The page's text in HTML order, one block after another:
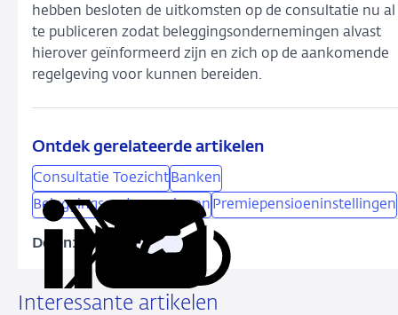
hebben besloten de uitkomsten op de consultatie nu al
te publiceren zodat beleggingsondernemingen alvast
hierover geïnformeerd zijn en zich op de aankomende
regelgeving voor kunnen bereiden.
Ontdek gerelateerde artikelen
Consultatie Toezicht Banken
Beleggingsondernemingen Premiepensioeninstellingen
Delen:
Deel
LinkedIn
X
Deel
Facebook
Deel
e-
Kopieer
Interessante artikelen